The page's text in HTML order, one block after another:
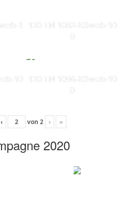
1 120 TN 1082-KSweb-10
0
10 120 TN 1096-KSweb-10
0
‹ von 2 › »
2020